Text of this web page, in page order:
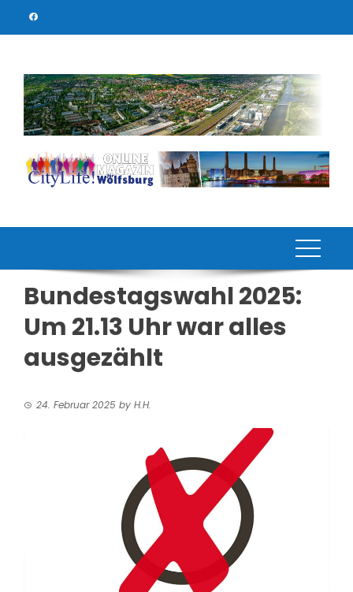
Bundestagswahl 2025:
Um 21.13 Uhr war alles
ausgezählt
24. Februar 2025 by H.H.